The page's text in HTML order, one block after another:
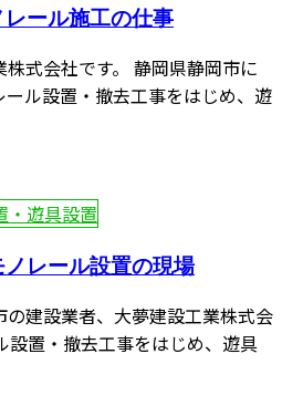
ール施工の仕事
式会社です。 静岡県静岡市に
ル設置・撤去工事をはじめ、遊
・遊具設置
レール設置の現場
建設業者、大夢建設工業株式会
設置・撤去工事をはじめ、遊具